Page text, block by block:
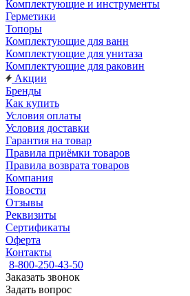
Комплектующие и инструменты
Герметики
Топоры
Комплектующие для ванн
Комплектующие для унитаза
Комплектующие для раковин
Акции
Бренды
Как купить
Условия оплаты
Условия доставки
Гарантия на товар
Правила приёмки товаров
Правила возврата товаров
Компания
Новости
Отзывы
Реквизиты
Сертификаты
Оферта
Контакты
8-800-250-43-50
Заказать звонок
Задать вопрос